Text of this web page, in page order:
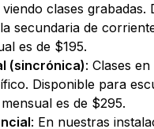
clases grabadas.
secundaria de
es de $195.
(sincrónica): Clases
Disponible para
es de $295.
: En nuestras